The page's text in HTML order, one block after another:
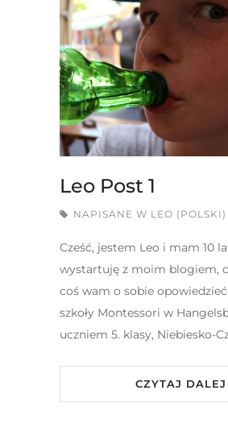
Leo Post 1
NAPISANE W LEO (POLSKI)
Cześć, jestem Leo i mam 10
wystartuję z moim blogiem,
coś wam o sobie
szkoły Montessori w
uczniem 5. klasy, Niebiesko-
CZYTAJ DALEJ